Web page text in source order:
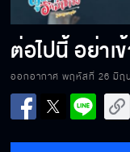
ต่อไปนี้ อย่าเ
ออกอากาศ พฤหัสที่ 26 มิถุ